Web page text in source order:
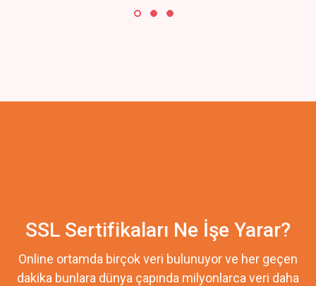
SSL Sertifikaları Ne İşe Yarar?
Online ortamda birçok veri bulunuyor ve her geçen
dakika bunlara dünya çapında milyonlarca veri daha